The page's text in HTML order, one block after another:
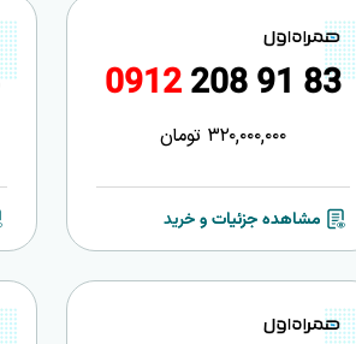
091220891 83
320,000,000 تومان
مشاهده جزئیات و خرید